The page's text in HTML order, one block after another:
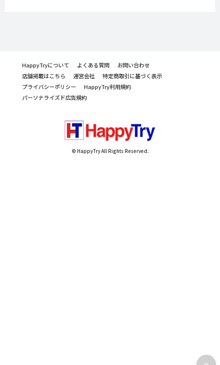
HappyTryについて よくある質問
お問い合わせ
店舗掲載はこちら
運営会社
特定商取引に基づく表示
プライバシーポリシー
HappyTry利用規約
パーソナライズド広告規約
© HappyTry All Rights Reserved.